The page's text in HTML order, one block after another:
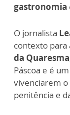
gastronomia
O jornalista
contexto para
da Quaresma
Páscoa e é
vivenciarem
penitência e